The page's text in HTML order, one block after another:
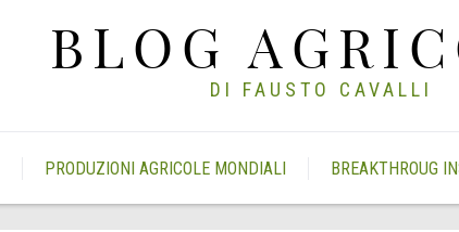
BLOG
DI FAUSTO CAVALLI
PRODUZIONI AGRICOLE MONDIALI BREAKTHROUG